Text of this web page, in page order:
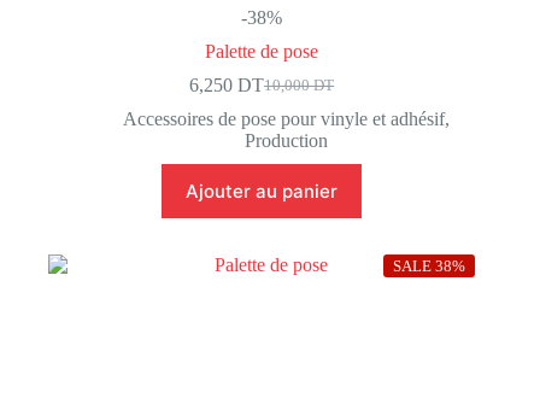
-38%
Palette de pose
10,000DT
Le
prix
initial
était :
10,000 DT.
6,250DTLe
prix
actuel
est :
6,250 DT.
Accessoires de pose pour vinyle et adhésif,
Production
Ajouter au panier
SALE 38%